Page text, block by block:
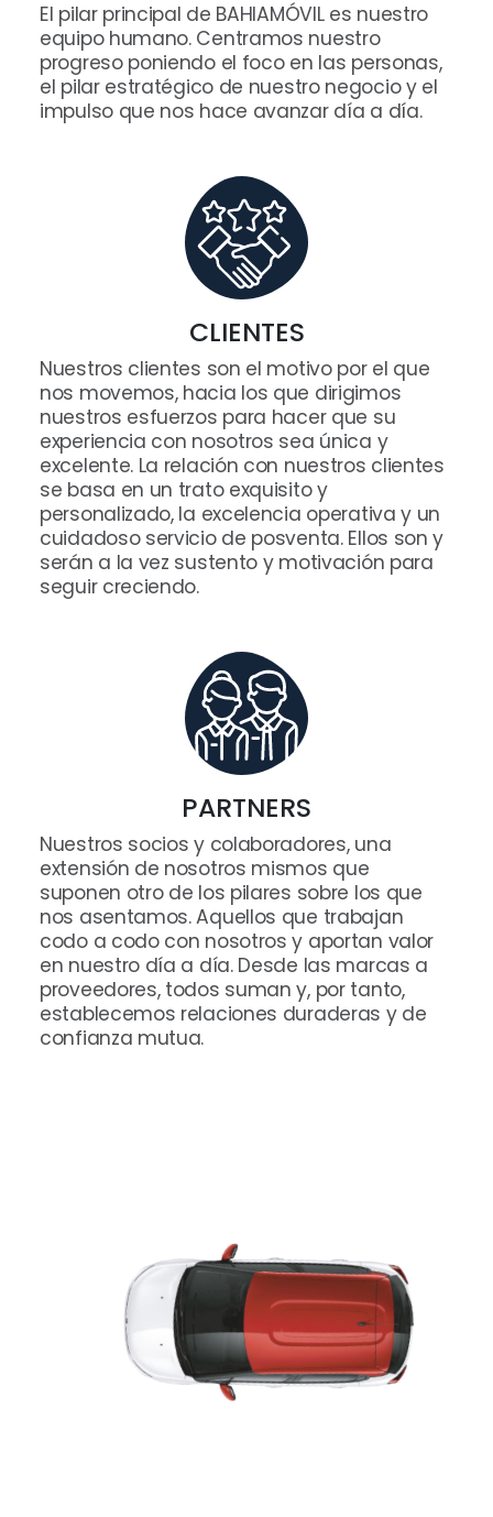
El pilar principal de BAHIAMÓVIL es nuestro
equipo humano. Centramos nuestro
progreso poniendo el foco en las personas,
el pilar estratégico de nuestro negocio y el
impulso que nos hace avanzar día a día.
CLIENTES
Nuestros clientes son el motivo por el que
nos movemos, hacia los que dirigimos
nuestros esfuerzos para hacer que su
experiencia con nosotros sea única y
excelente. La relación con nuestros clientes
se basa en un trato exquisito y
personalizado, la excelencia operativa y un
cuidadoso servicio de posventa. Ellos son y
serán a la vez sustento y motivación para
seguir creciendo.
PARTNERS
Nuestros socios y colaboradores, una
extensión de nosotros mismos que
suponen otro de los pilares sobre los que
nos asentamos. Aquellos que trabajan
codo a codo con nosotros y aportan valor
en nuestro día a día. Desde las marcas a
proveedores, todos suman y, por tanto,
establecemos relaciones duraderas y de
confianza mutua.